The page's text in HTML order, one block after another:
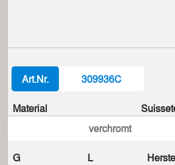
Art.Nr. 309936C
Material
verchromt
G L